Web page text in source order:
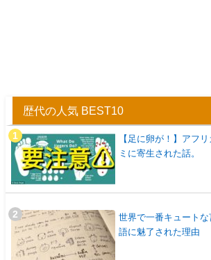
歴代の人気 BEST10
【足に卵が！】アフ
ミに寄生された話。
世界で一番キュート
語に魅了された理由